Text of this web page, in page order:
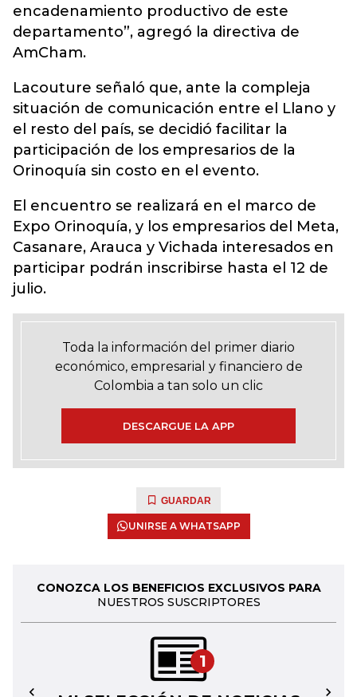
encadenamiento productivo de este
departamento”, agregó la directiva de
AmCham.
Lacouture señaló que, ante la compleja
situación de comunicación entre el Llano y
el resto del país, se decidió facilitar la
participación de los empresarios de la
Orinoquía sin costo en el evento.
El encuentro se realizará en el marco de
Expo Orinoquía, y los empresarios del Meta,
Casanare, Arauca y Vichada interesados en
participar podrán inscribirse hasta el 12 de
julio.
Toda la información del primer diario
económico, empresarial y financiero de
Colombia a tan solo un clic
DESCARGUE LA APP
GUARDAR
UNIRSE A WHATSAPP
CONOZCA LOS BENEFICIOS EXCLUSIVOS PARA
NUESTROS SUSCRIPTORES
1